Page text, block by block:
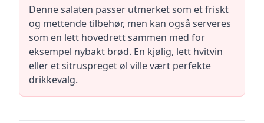
Denne salaten passer utmerket som et friskt
og mettende tilbehør, men kan også serveres
som en lett hovedrett sammen med for
eksempel nybakt brød. En kjølig, lett hvitvin
eller et sitruspreget øl ville vært perfekte
drikkevalg.